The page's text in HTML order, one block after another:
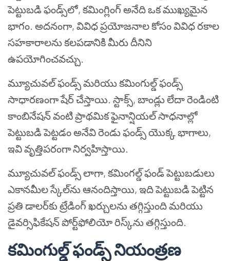
పెట్టుబడి ఫండ్స్‌లో, కమింగ్లింగ్ అనేది ఒక ముఖ్యమైన
భాగం. అదనంగా, వివిధ ప్రయోజనాల కోసం వివిధ రకాల
సహకారాలను కలపడానికి మీరు దీనిని
ఉపయోగించవచ్చు.
మ్యూచువల్ ఫండ్స్ మరియు కమింగుల్డ్ ఫండ్స్
సాధారణంగా షేర్ చేస్తాయి. స్టాక్స్, బాండ్లు లేదా రెండింటి
కాంబినేషన్ వంటి ప్రాథమిక ఫైనాన్షియల్ సాధనాల్లో
పెట్టుబడి పెట్టడం అనేవి రెండు ఫండ్స్ యొక్క భాగాలు,
ఇవి వృత్తిపరంగా నిర్వహిస్తాయి.
మ్యూచువల్ ఫండ్స్ లాగా, కమింగల్డ్ ఫండ్ పెట్టుబడులు
ఎకానమీల స్కేల్‌ను ఆనందిస్తాయి, ఇది పెట్టుబడి పెట్టిన
ప్రతి డాలర్‌కు ట్రేడింగ్ ఖర్చులను తగ్గిస్తుంది మరియు
డైవర్సిఫికేషన్ పోర్ట్‌ఫోలియో రిస్క్‌ను తగ్గిస్తుంది.
కమింగుల్డ్ ఫండ్స్ నియంత్రణ